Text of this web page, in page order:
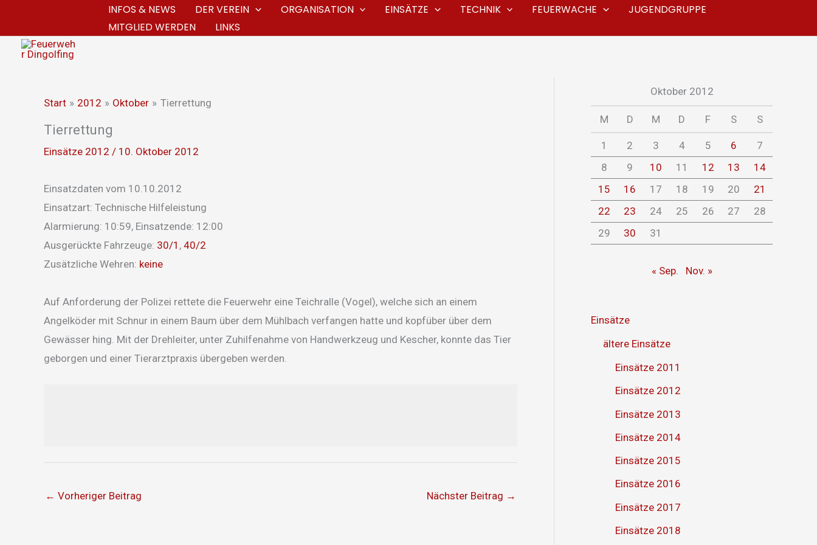
springen
INFOS & NEWS DER VEREIN ORGANISATION EINSÄTZE TECHNIK FEUERWACHE
JUGENDGRUPPE
MITGLIED WERDEN
LINKS
Start 2012 Oktober Tierrettung
Tierrettung
Einsätze 2012 / 10. Oktober 2012
Einsatzdaten vom 10.10.2012
Einsatzart: Technische Hilfeleistung
Alarmierung: 10:59, Einsatzende: 12:00
Ausgerückte Fahrzeuge: 30/1 , 40/2
Zusätzliche Wehren: keine
Auf Anforderung der Polizei rettete die Feuerwehr eine Teichralle (Vogel), welche sich an einem
Angelköder mit Schnur in einem Baum über dem Mühlbach verfangen hatte und kopfüber über dem
Gewässer hing. Mit der Drehleiter, unter Zuhilfenahme von Handwerkzeug und Kescher, konnte das Tier
geborgen und einer Tierarztpraxis übergeben werden.
← Vorheriger Beitrag Nächster Beitrag →
Oktober 2012
M D M D F S S
1 2 3 4 5 6
7
8
9 10 11 12 13
14
15
16 17 18 19 20
21
22
23 24 25 26 27
28
29
30 31
« Sep. Nov. »
Einsätze
ältere Einsätze
Einsätze 2011
Einsätze 2012
Einsätze 2013
Einsätze 2014
Einsätze 2015
Einsätze 2016
Einsätze 2017
Einsätze 2018